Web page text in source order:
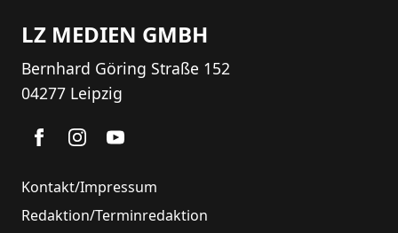
LZ MEDIEN GMBH
Bernhard Göring Straße 152
04277 Leipzig
Kontakt/Impressum
Redaktion/Terminredaktion